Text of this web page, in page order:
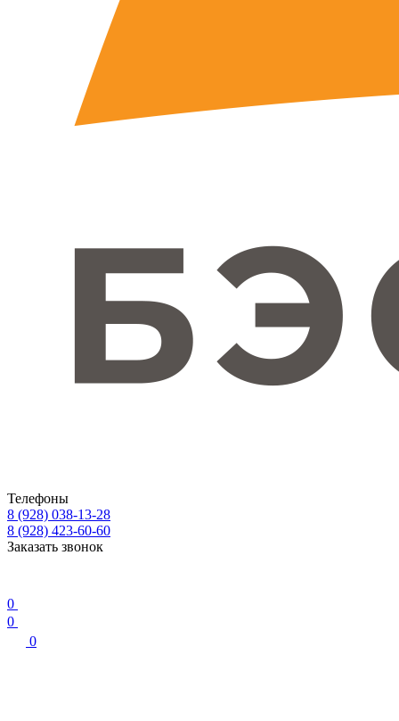
Телефоны
8 (928) 038-13-28
8 (928) 423-60-60
Заказать звонок
0
0
0